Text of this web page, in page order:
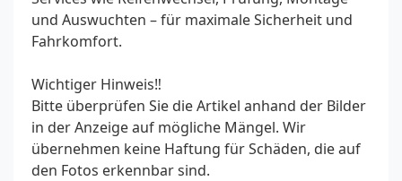
und Auswuchten – für maximale Sicherheit und
Fahrkomfort.
Wichtiger Hinweis‼️
Bitte überprüfen Sie die Artikel anhand der Bilder
in der Anzeige auf mögliche Mängel. Wir
übernehmen keine Haftung für Schäden, die auf
den Fotos erkennbar sind.